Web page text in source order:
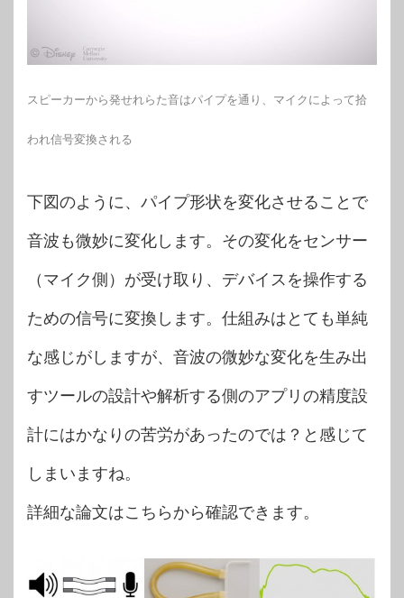
スピーカーから発せれらた音はパイプを通り、マイクによって拾
われ信号変換される
下図のように、パイプ形状を変化させることで
音波も微妙に変化します。その変化をセンサー
（マイク側）が受け取り、デバイスを操作する
ための信号に変換します。仕組みはとても単純
な感じがしますが、音波の微妙な変化を生み出
すツールの設計や解析する側のアプリの精度設
計にはかなりの苦労があったのでは？と感じて
しまいますね。
詳細な論文はこちらから確認できます。